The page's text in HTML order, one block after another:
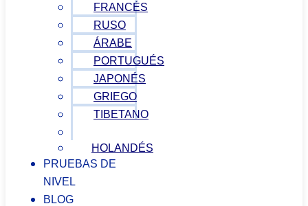
FRANCÉS
RUSO
ÁRABE
PORTUGUÉS
JAPONÉS
GRIEGO
TIBETANO
HOLANDÉS
PRUEBAS DE
NIVEL
BLOG